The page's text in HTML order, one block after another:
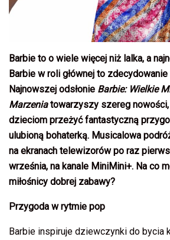
Barbie to o wiele więcej niż lalka, a
Barbie w roli głównej to
Najnowszej odsłonie Barbie: Wielkie
Marzeniatowarzyszy szereg
dzieciom przeżyć fantastyczną
ulubioną bohaterką. Musicalowa
na ekranach telewizorów po raz
września, na kanale MiniMini+. Na co
miłośnicy dobrej zabawy?
Przygoda w rytmie pop
Barbie inspiruje dziewczynki do bycia